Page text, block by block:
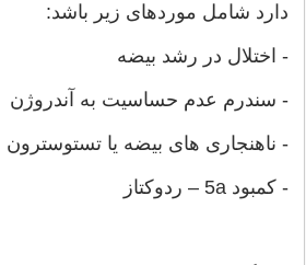
دارد شامل موردهای زیر باشد:
- اختلال در رشد بیضه
- سندرم عدم حساسیت به آندروژن
- ناهنجاری های بیضه یا تستوسترون
- کمبود 5a – ردوکتاز